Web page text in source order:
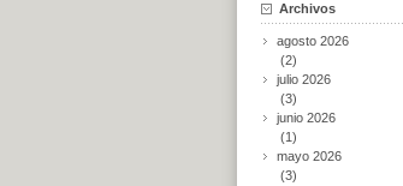
Archivos
agosto 2026
(2)
julio 2026
(3)
junio 2026
(1)
mayo 2026
(3)